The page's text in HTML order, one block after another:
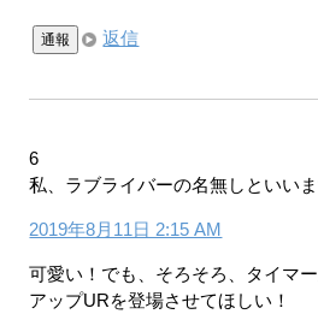
通報 返信
6
私、ラブライバーの名無しといいま
2019年8月11日 2:15 AM
可愛い！でも、そろそろ、タイマ
アップURを登場させてほしい！